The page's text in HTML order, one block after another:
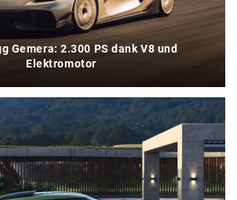
Gemera: 2.300 PS dank V8 und
Elektromotor